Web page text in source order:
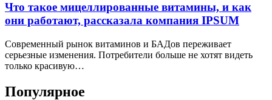
Что такое мицеллированные витамины, и как
они работают, рассказала компания IPSUM
Современный рынок витаминов и БАДов переживает
серьезные изменения. Потребители больше не хотят видеть
только красивую…
Популярное